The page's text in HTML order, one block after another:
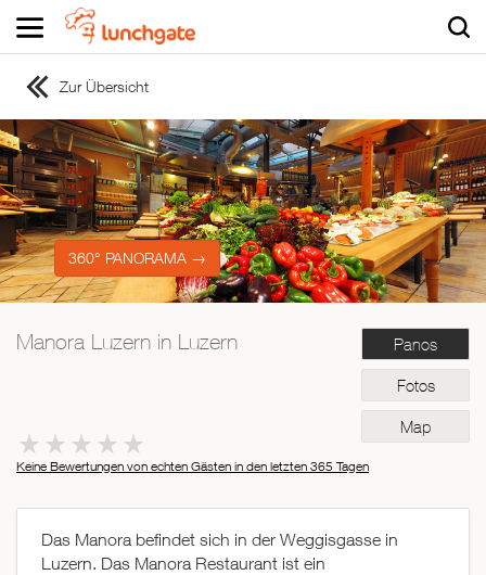
ZUR STARTSEITE
ZUR RESTAURANTSUCHE
Asiatisch
Italienisch
Französisch
Traditionell
Mexikanisch
Zur Übersicht
360° PANORAMA →
Panos
Fotos
Map
Manora Luzern in Luzern
Keine Bewertungen von echten Gästen in den letzten 365 Tagen
Das Manora befindet sich in der Weggisgasse in
Luzern. Das Manora Restaurant ist ein